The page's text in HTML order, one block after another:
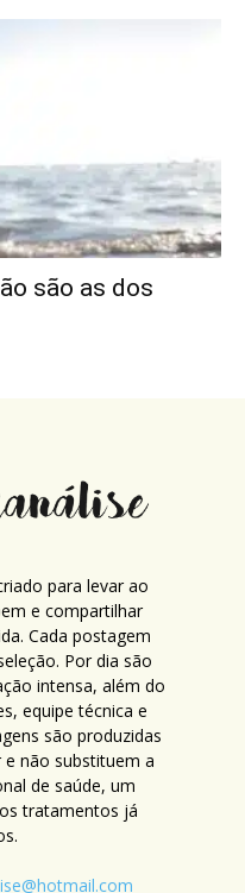
são as dos
para levar ao
e compartilhar
Cada postagem
Por dia são
intensa, além do
equipe técnica e
são produzidas
não substituem a
de saúde, um
tratamentos já